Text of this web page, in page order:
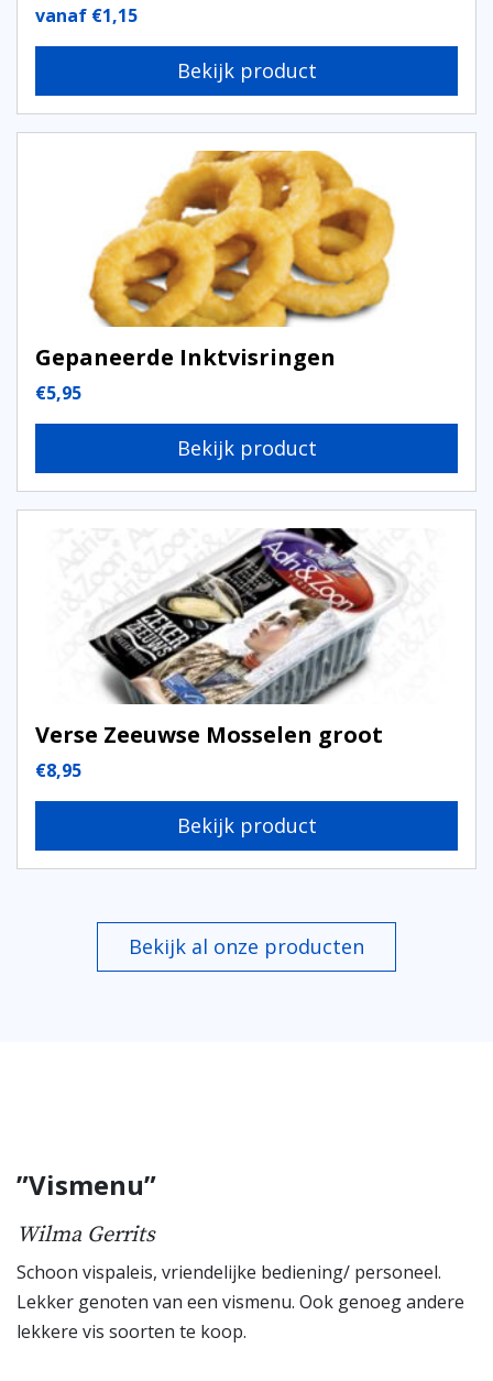
vanaf €1,15
Bekijk product
Gepaneerde Inktvisringen
€5,95
Bekijk product
Verse Zeeuwse Mosselen groot
€8,95
Bekijk product
Bekijk al onze producten
”Vismenu”
Wilma Gerrits
Schoon vispaleis, vriendelijke bediening/ personeel.
Lekker genoten van een vismenu. Ook genoeg andere
lekkere vis soorten te koop.